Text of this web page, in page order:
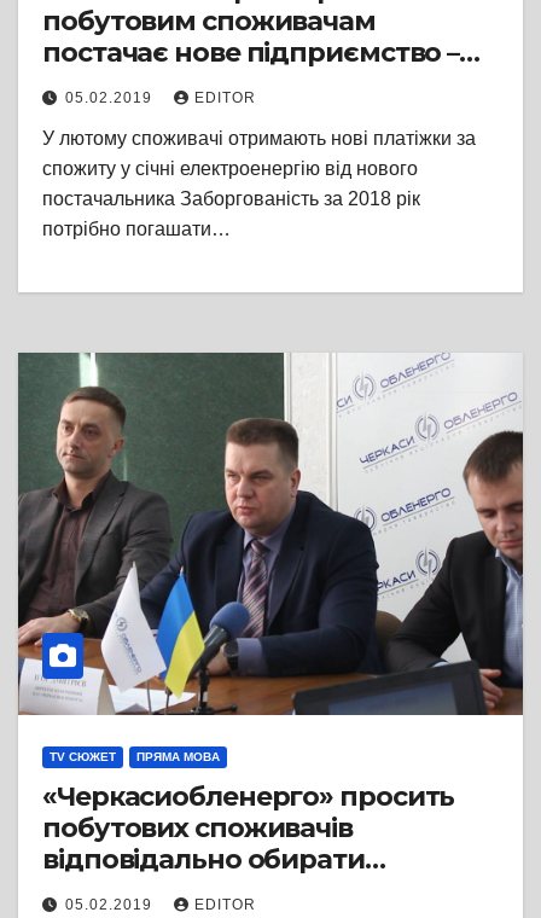
побутовим споживачам
постачає нове підприємство –
ТОВ “Черкасиенергозбут”
05.02.2019 EDITOR
У лютому споживачі отримають нові платіжки за
спожиту у січні електроенергію від нового
постачальника Заборгованість за 2018 рік
потрібно погашати…
TV СЮЖЕТ ПРЯМА МОВА
«Черкасиобленерго» просить
побутових споживачів
відповідально обирати
постачальника електроенергії
05.02.2019 EDITOR